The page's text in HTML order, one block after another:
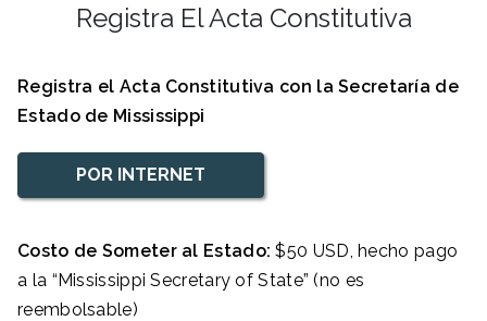
Registra El Acta Constitutiva
Registra el Acta Constitutiva con la Secretaría de
Estado de Mississippi
POR INTERNET
Costo de Someter al Estado: $50 USD, hecho pago
a la “Mississippi Secretary of State” (no es
reembolsable)